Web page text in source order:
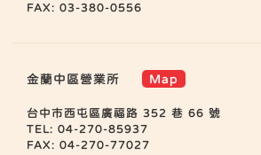
FAX: 03-380-0556
金蘭中區營業所 Map
台中市西屯區廣福路 352 巷 66 號
TEL: 04-270-85937
FAX: 04-270-77027